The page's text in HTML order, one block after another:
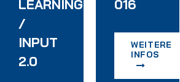
LEARNING
/
INPUT
2.0
016
WEITERE
INFOS